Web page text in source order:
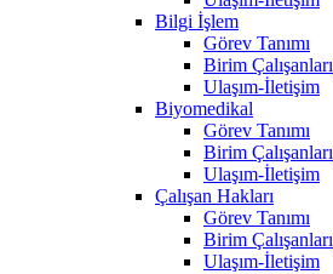
Bilgi İşlem
Görev Tanımı
Birim Çalışanları
Ulaşım-İletişim
Biyomedikal
Görev Tanımı
Birim Çalışanları
Ulaşım-İletişim
Çalışan Hakları
Görev Tanımı
Birim Çalışanları
Ulaşım-İletişim